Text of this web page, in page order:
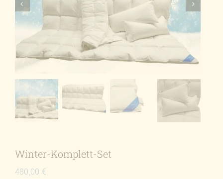
Winter-Komplett-Set
480,00 €